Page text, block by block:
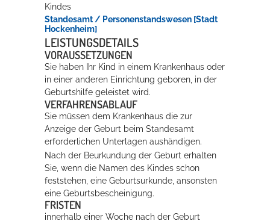
Erleben in Hockenheim
Spaß unter prickelnden Wasserfällen, das rauschende Meer im
Wellenbecken oder doch lieber die pure Entspannung auf der
Sprudelliege im Solebecken?
mehr dazu...
Kindes
Standesamt / Personenstandswesen [Stadt
Hockenheim]
LEISTUNGSDETAILS
VORAUSSETZUNGEN
Sie haben Ihr Kind in einem Krankenhaus oder
in einer anderen Einrichtung geboren, in der
Geburtshilfe geleistet wird.
VERFAHRENSABLAUF
Sie müssen dem Krankenhaus die zur
Anzeige der Geburt beim Standesamt
erforderlichen Unterlagen aushändigen.
Nach der Beurkundung der Geburt erhalten
Sie, wenn die Namen des Kindes schon
feststehen, eine Geburtsurkunde, ansonsten
eine Geburtsbescheinigung.
FRISTEN
innerhalb einer Woche nach der Geburt